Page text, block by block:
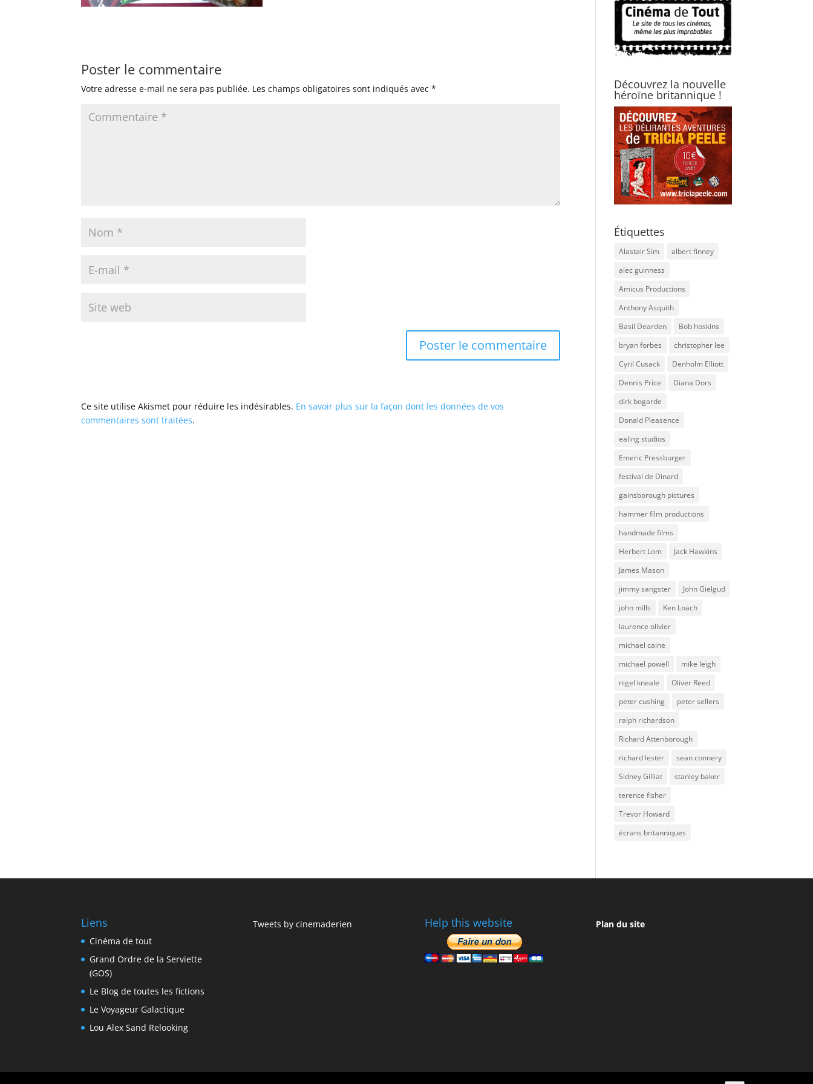
Poster le commentaire
Votre adresse e-mail ne sera pas publiée. Les champs obligatoires sont indiqués avec*
Ce site utilise Akismet pour réduire les indésirables. En savoir plus sur la façon dont les données de vos
commentaires sont traitées.
Découvrez la nouvelle
héroïne britannique !
Étiquettes
Alastair Sim
albert finney
alec guinness
Amicus Productions
Anthony Asquith
Basil Dearden
Bob hoskins
bryan forbes
christopher lee
Cyril Cusack
Denholm Elliott
Dennis Price
Diana Dors
dirk bogarde
Donald Pleasence
ealing studios
Emeric Pressburger
festival de Dinard
gainsborough pictures
hammer film productions
handmade films
Herbert Lom
Jack Hawkins
James Mason
jimmy sangster
John Gielgud
john mills
Ken Loach
laurence olivier
michael caine
michael powell
mike leigh
nigel kneale
Oliver Reed
peter cushing
peter sellers
ralph richardson
Richard Attenborough
richard lester
sean connery
Sidney Gilliat
stanley baker
terence fisher
Trevor Howard
écrans britanniques
Liens
Cinéma de tout
Grand Ordre de la Serviette
(GOS)
Le Blog de toutes les fictions
Le Voyageur Galactique
Lou Alex Sand Relooking
Tweets by cinemaderien Help this website Plan du site